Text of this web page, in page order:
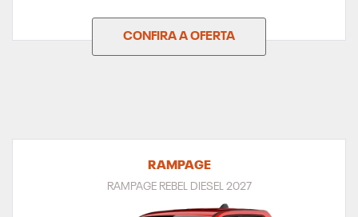
CONFIRA A OFERTA
RAMPAGE
RAMPAGE REBEL DIESEL 2027